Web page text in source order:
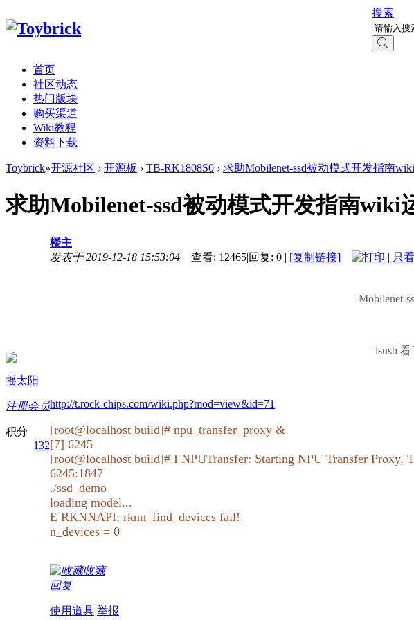
搜索
首页
社区动态
热门版块
购买渠道
Wiki教程
资料下载
Toybrick»开源社区 › 开源板 › TB-RK1808S0 › 求助Mobilenet-ssd被动模式开发指南
求助Mobilenet-ssd被动模式开发指南wiki
摇太阳
注册会员
积分
132
楼主
发表于 2019-12-18 15:53:04
查看: 12465|回复: 0 | [复制链接] | 只
Mobilenet-
lsusb
http://t.rock-chips.com/wiki.php?mod=view&id=71
[root@localhost build]# npu_transfer_proxy &
[7] 6245
[root@localhost build]# I NPUTransfer: Starting NPU Transfer Proxy,
6245:1847
./ssd_demo
loading model...
E RKNNAPI: rknn_find_devices fail!
n_devices = 0
收藏
回复
使用道具 举报